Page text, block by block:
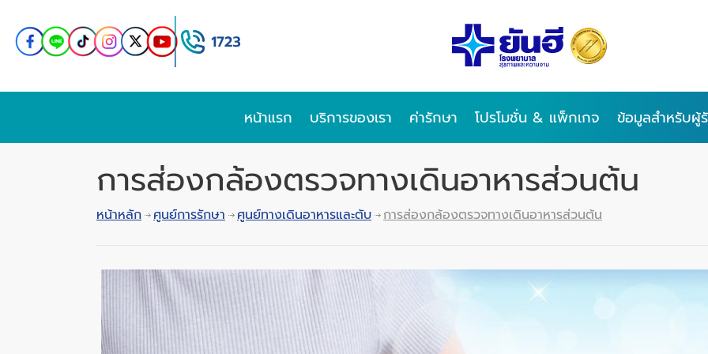
หน้าแรก บริการของเรา ค่ารักษา โปรโมชั่น & แพ็กเกจ ข้อมูลสำหรับผู้
การส่องกล้องตรวจทางเดินอาหารส่วนต้น
หน้าหลัก ศูนย์การรักษา ศูนย์ทางเดินอาหารและตับ การส่องกล้องตรวจทางเดินอาหารส่วนต้น